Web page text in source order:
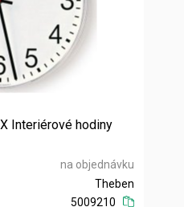
Interiérové hodiny
na objednávku
Theben
5009210